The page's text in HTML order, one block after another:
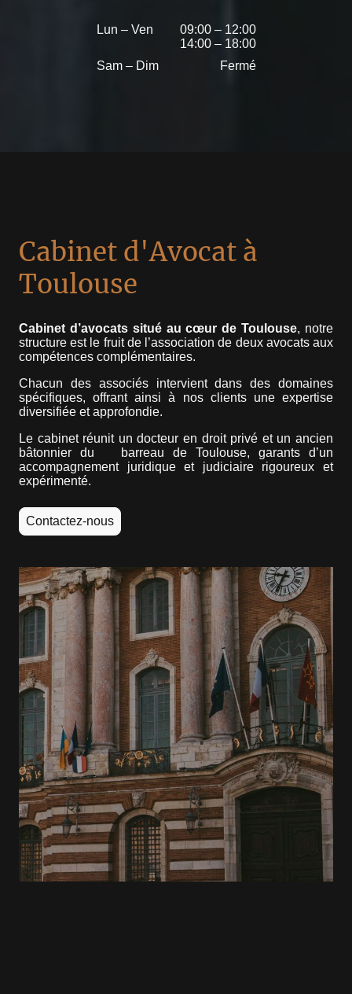
Lun – Ven
09:00 – 12:00
14:00 – 18:00
Sam – Dim
Fermé
Cabinet d'Avocat à
Toulouse
Cabinet d’avocats situé au cœur de Toulouse, notre
structure est le fruit de l’association de deux avocats aux
compétences complémentaires.
Chacun des associés intervient dans des domaines
spécifiques, offrant ainsi à nos clients une expertise
diversifiée et approfondie.
Le cabinet réunit un docteur en droit privé et un ancien
bâtonnier du barreau de Toulouse, garants d’un
accompagnement juridique et judiciaire rigoureux et
expérimenté.
Contactez-nous